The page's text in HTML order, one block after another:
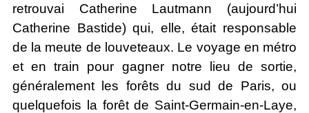
retrouvai Catherine Lautmann (aujourd’hui
Catherine Bastide) qui, elle, était responsable
de la meute de louveteaux. Le voyage en métro
et en train pour gagner notre lieu de sortie,
généralement les forêts du sud de Paris, ou
quelquefois la forêt de Saint-Germain-en-Laye,